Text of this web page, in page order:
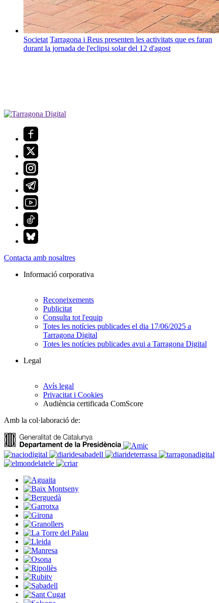
Societat Tarragona i Reus presenten les activitats que es faran
durant la jornada de l'eclipsi solar del 12 d'agost
Contacta amb nosaltres
Informació corporativa
Reconeixements
Publicitat
Consulta tot l'equip
Totes les notícies publicades el dia 17/06/2025 a
Tarragona Digital
Totes les notícies publicades avui a Tarragona Digital
Legal
Avís legal
Privacitat i Cookies
Audiència certificada ComScore
Amb la col·laboració de: